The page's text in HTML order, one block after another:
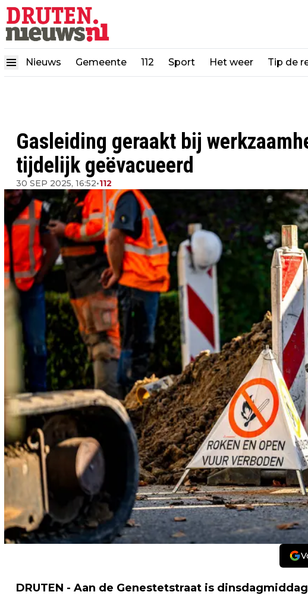
Nieuws Gemeente 112 Sport Het weer Tip de
Gasleiding geraakt bij
tijdelijk geëvacueerd
30 SEP 2025, 16:52•112
DRUTEN - Aan de Genestetstraat is